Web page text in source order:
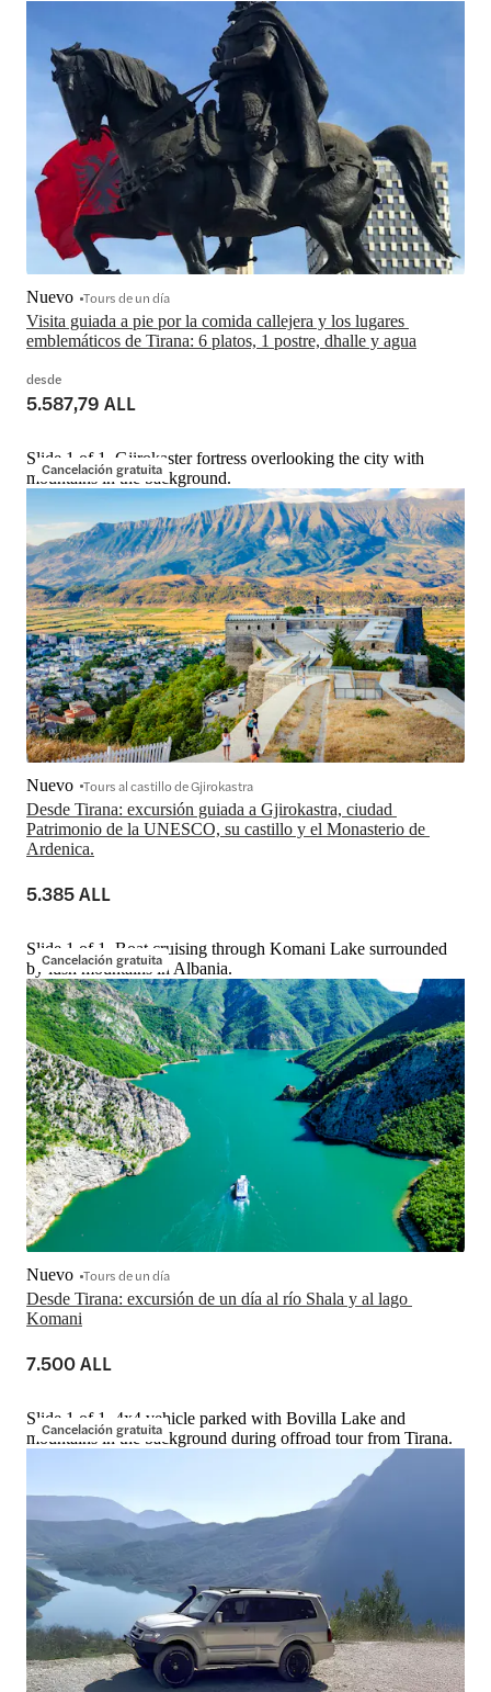
Visita guiada a pie por la comida callejera y los lugares
emblemáticos de Tirana: 6 platos, 1 postre, dhalle y agua
Nuevo Tours de un día
desde
5.587,79 ALL
Cancelación gratuita
Slide 1 of 1, Gjirokaster fortress overlooking the city with
mountains in the background.
Desde Tirana: excursión guiada a Gjirokastra, ciudad
Patrimonio de la UNESCO, su castillo y el Monasterio de
Ardenica.
Nuevo Tours al castillo de Gjirokastra
5.385 ALL
Cancelación gratuita
Slide 1 of 1, Boat cruising through Komani Lake surrounded
by lush mountains in Albania.
Desde Tirana: excursión de un día al río Shala y al lago
Komani
Nuevo Tours de un día
7.500 ALL
Cancelación gratuita
Slide 1 of 1, 4x4 vehicle parked with Bovilla Lake and
mountains in the background during offroad tour from Tirana.